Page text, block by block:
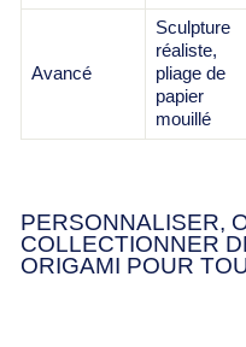
Avancé
Sculpture
réaliste,
pliage de
papier
mouillé
PERSONNALISER,
COLLECTIONNER
ORIGAMI POUR